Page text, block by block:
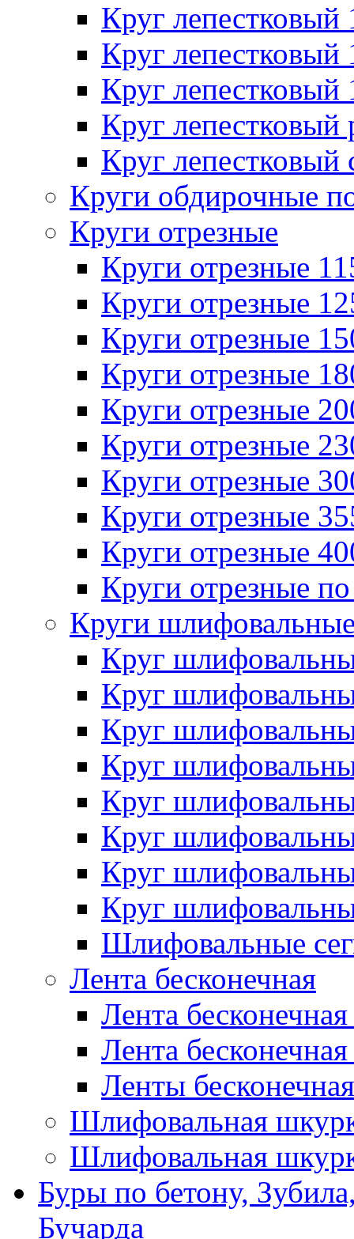
Круг
Круг
Круг
Круг лепестковый
Круг лепестковый
Круги обдирочные
Круги отрезные
Круги отрезные
Круги отрезные
Круги отрезные
Круги отрезные
Круги отрезные
Круги отрезные
Круги отрезные
Круги отрезные
Круги отрезные
Круги отрезные
Круги
Круг
Круг
Круг
Круг
Круг
Круг
Круг
Круг
Шлифовальные
Лента бесконечная
Лента
Лента
Ленты
Шлифовальная
Шлифовальная
Буры по бетону,
Бучарда